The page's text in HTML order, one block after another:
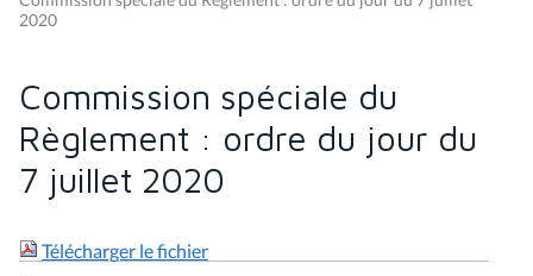
2020
Commission spéciale du
Règlement : ordre du jour du
7 juillet 2020
Télécharger le fichier